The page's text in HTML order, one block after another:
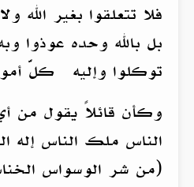
فلا تتعلقوا بغير الله
بل بالله وحده عوذوا
توكلوا وإليه كلَّ
وكأن قائلاً يقول من
الناس ملك الناس إله
(من شر الوسواس